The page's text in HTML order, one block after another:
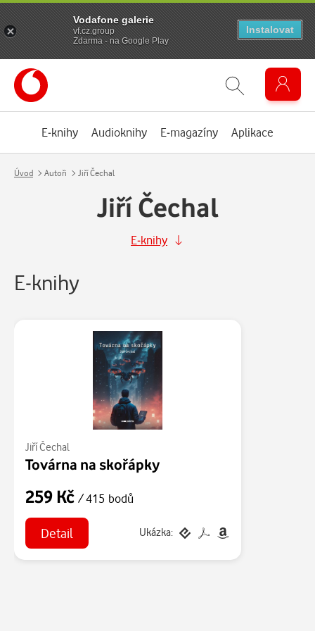
E-knihy Audioknihy E-magazíny Aplikace
Úvod Autoři Jiří Čechal
Jiří Čechal
E-knihy
E-knihy
Jiří Čechal
Továrna na skořápky
259 Kč / 415 bodů
Detail Ukázka:
Vodafone galerie
vf.cz.group
Zdarma - na Google Play
Instalovat